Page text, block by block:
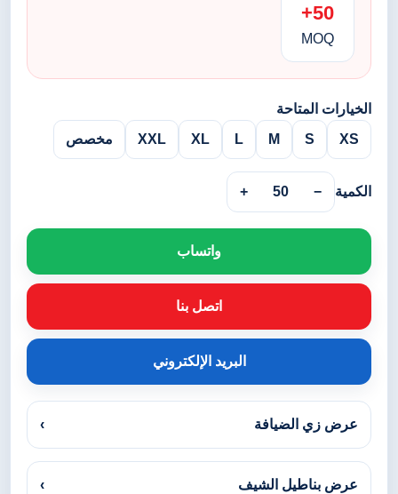
50+
MOQ
الخيارات المتاحة
XS
S
M
L
XL
XXL مخصص
الكمية −
50
+
واتساب
اتصل بنا
البريد الإلكتروني
عرض زي الضيافة ›
عرض بناطيل الشيف ›